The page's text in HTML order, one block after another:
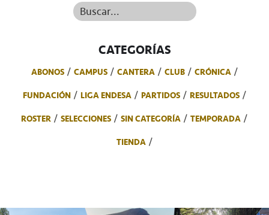
Buscar...
CATEGORÍAS
ABONOS CAMPUS CANTERA CLUB
CRÓNICA
FUNDACIÓN
LIGA ENDESA PARTIDOS
RESULTADOS
ROSTER
SELECCIONES SIN CATEGORÍA
TEMPORADA
TIENDA